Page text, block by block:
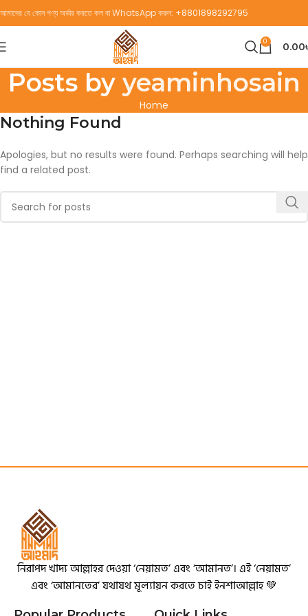
আমাদের যে কোন পণ্য অর্ডার করতে কল বা WhatsApp করুন: +8801898292795
0 0.00
Posts by yeaminhosain
Home
Nothing Found
Apologies, but no results were found. Perhaps searching will help
find a related post.
নিরাপদ খাদ্য আল্লাহর দেওয়া ‘নেয়ামত’ এবং ‘আমানত’। এই ‘নেয়ামত’
এবং ‘আমানতের’ যথাযথ মূল্যায়ন করতে চাই ইনশাআল্লাহ 💚